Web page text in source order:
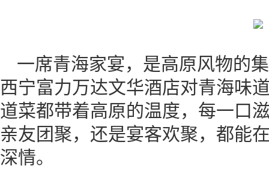
一席青海家宴，是高原风物的
西宁富力万达文华酒店对青海味
道菜都带着高原的温度，每一口
亲友团聚，还是宴客欢聚，都能
深情。